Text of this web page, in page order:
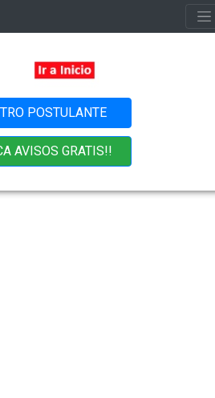
POSTULANTE
AVISOS GRATIS!!